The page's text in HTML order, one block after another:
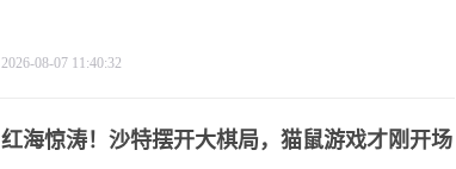
2026-08-07 11:40:32
红海惊涛！沙特摆开大棋局，猫鼠游戏才刚开场